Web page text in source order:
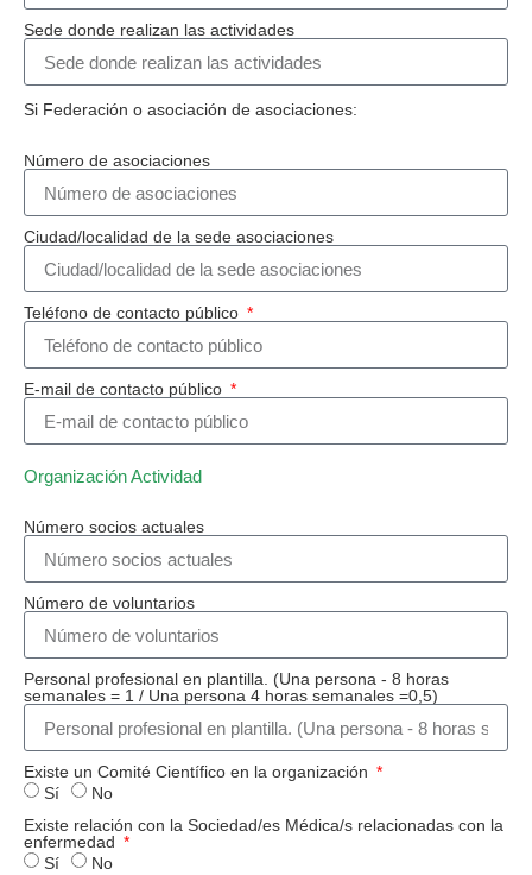
Sede donde realizan las actividades
Si Federación o asociación de asociaciones:
Número de asociaciones
Ciudad/localidad de la sede asociaciones
Teléfono de contacto público
E-mail de contacto público
Organización Actividad
Número socios actuales
Número de voluntarios
Personal profesional en plantilla. (Una persona - 8 horas
semanales = 1 / Una persona 4 horas semanales =0,5)
Existe un Comité Científico en la organización
Sí
No
Existe relación con la Sociedad/es Médica/s relacionadas con la
enfermedad
Sí
No